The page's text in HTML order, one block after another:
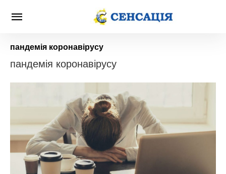
пандемія коронавірусу
пандемія коронавірусу